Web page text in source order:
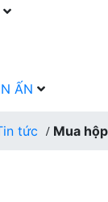
ẤN
tức / Mua